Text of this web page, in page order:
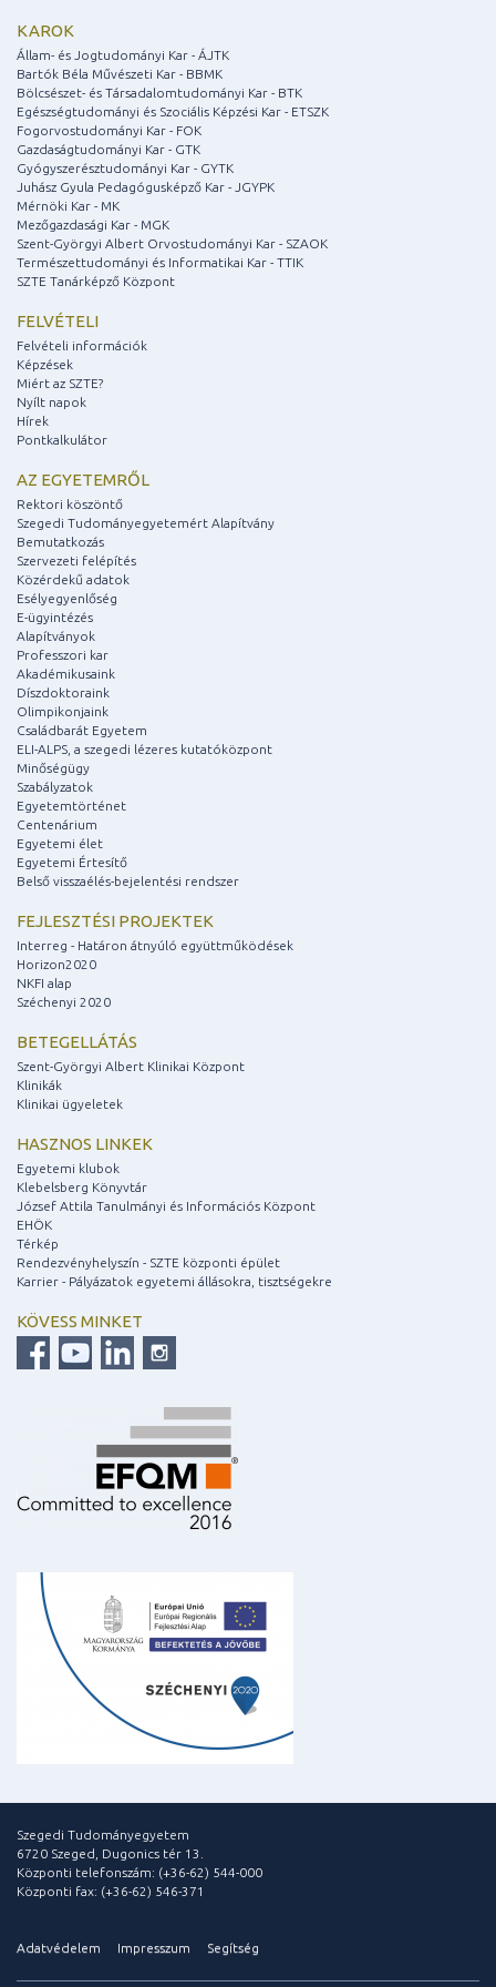
KAROK
Állam- és Jogtudományi Kar - ÁJTK
Bartók Béla Művészeti Kar - BBMK
Bölcsészet- és Társadalomtudományi Kar - BTK
Egészségtudományi és Szociális Képzési Kar - ETSZK
Fogorvostudományi Kar - FOK
Gazdaságtudományi Kar - GTK
Gyógyszerésztudományi Kar - GYTK
Juhász Gyula Pedagógusképző Kar - JGYPK
Mérnöki Kar - MK
Mezőgazdasági Kar - MGK
Szent-Györgyi Albert Orvostudományi Kar - SZAOK
Természettudományi és Informatikai Kar - TTIK
SZTE Tanárképző Központ
FELVÉTELI
Felvételi információk
Képzések
Miért az SZTE?
Nyílt napok
Hírek
Pontkalkulátor
AZ EGYETEMRŐL
Rektori köszöntő
Szegedi Tudományegyetemért Alapítvány
Bemutatkozás
Szervezeti felépítés
Közérdekű adatok
Esélyegyenlőség
E-ügyintézés
Alapítványok
Professzori kar
Akadémikusaink
Díszdoktoraink
Olimpikonjaink
Családbarát Egyetem
ELI-ALPS, a szegedi lézeres kutatóközpont
Minőségügy
Szabályzatok
Egyetemtörténet
Centenárium
Egyetemi élet
Egyetemi Értesítő
Belső visszaélés-bejelentési rendszer
FEJLESZTÉSI PROJEKTEK
Interreg - Határon átnyúló együttműködések
Horizon2020
NKFI alap
Széchenyi 2020
BETEGELLÁTÁS
Szent-Györgyi Albert Klinikai Központ
Klinikák
Klinikai ügyeletek
HASZNOS LINKEK
Egyetemi klubok
Klebelsberg Könyvtár
József Attila Tanulmányi és Információs Központ
EHÖK
Térkép
Rendezvényhelyszín - SZTE központi épület
Karrier - Pályázatok egyetemi állásokra, tisztségekre
KÖVESS MINKET
Szegedi Tudományegyetem
6720 Szeged, Dugonics tér 13.
Központi telefonszám: (+36-62) 544-000
Központi fax: (+36-62) 546-371
Adatvédelem Impresszum Segítség